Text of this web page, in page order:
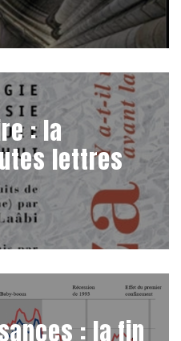
: la
lettres
: la fin